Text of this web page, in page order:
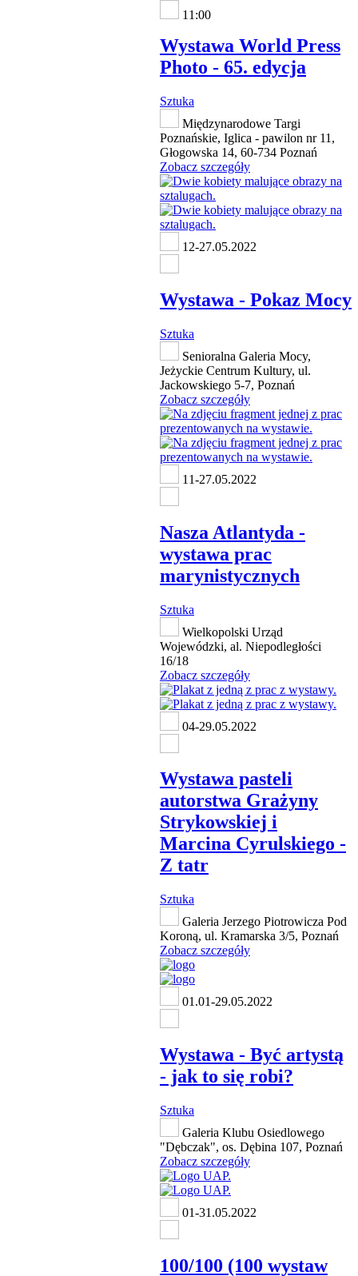
11:00
Wystawa World Press
Photo - 65. edycja
Sztuka
Międzynarodowe Targi
Poznańskie, Iglica - pawilon nr 11,
Głogowska 14, 60-734 Poznań
Zobacz szczegóły
12-27.05.2022
Wystawa - Pokaz Mocy
Sztuka
Senioralna Galeria Mocy,
Jeżyckie Centrum Kultury, ul.
Jackowskiego 5-7, Poznań
Zobacz szczegóły
11-27.05.2022
Nasza Atlantyda -
wystawa prac
marynistycznych
Sztuka
Wielkopolski Urząd
Wojewódzki, al. Niepodległości
16/18
Zobacz szczegóły
04-29.05.2022
Wystawa pasteli
autorstwa Grażyny
Strykowskiej i
Marcina Cyrulskiego -
Z tatr
Sztuka
Galeria Jerzego Piotrowicza Pod
Koroną, ul. Kramarska 3/5, Poznań
Zobacz szczegóły
01.01-29.05.2022
Wystawa - Być artystą
- jak to się robi?
Sztuka
Galeria Klubu Osiedlowego
"Dębczak", os. Dębina 107, Poznań
Zobacz szczegóły
01-31.05.2022
100/100 (100 wystaw